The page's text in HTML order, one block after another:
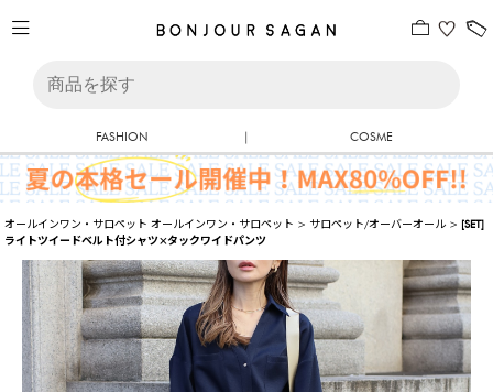
FASHION | COSME
オールインワン・サロペット オールインワン・サロペット > サロペット/オーバーオール > [SET]
ライトツイードベルト付シャツ×タックワイドパンツ